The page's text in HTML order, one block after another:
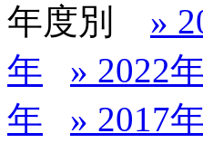
年度別 »
年
» 2022
年
» 2017